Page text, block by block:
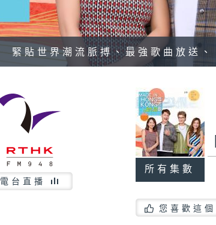
緊貼世界潮流脈搏、最強歌曲放送
電台直播
所有集數
您喜歡這